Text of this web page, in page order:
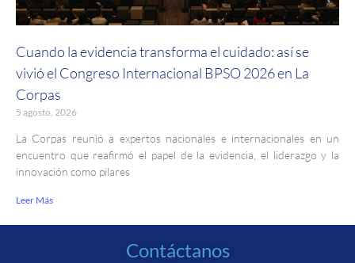
Cuando la evidencia transforma el cuidado: así se
vivió el Congreso Internacional BPSO 2026 en La
Corpas
5 agosto, 2026
La Corpas reunió a expertos nacionales e internacionales en un
encuentro que reafirmó el papel de la evidencia, el liderazgo y la
innovación como pilares
Leer Más
Contáctanos